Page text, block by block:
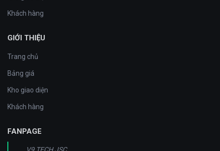
Khách hàng
GIỚI THIỆU
Trang chủ
Bảng giá
Kho giao diện
Khách hàng
FANPAGE